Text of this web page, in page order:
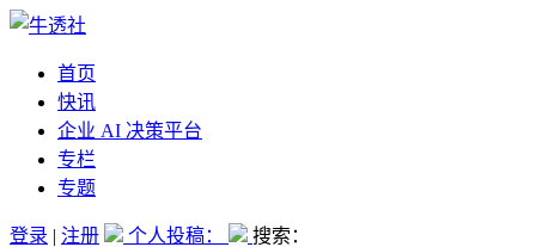
首页
快讯
企业 AI 决策平台
专栏
专题
登录 | 注册 个人投稿： 搜索：